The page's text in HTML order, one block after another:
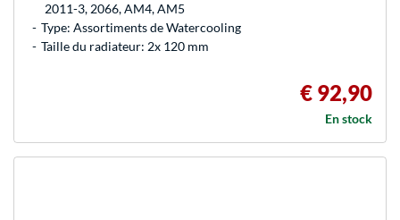
2011-3, 2066, AM4, AM5
Type: Assortiments de Watercooling
Taille du radiateur: 2x 120 mm
€ 92,90
En stock